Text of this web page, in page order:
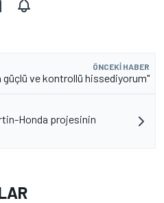
ÖNCEKI HABER
güçlü ve kontrollü hissediyorum"
Honda projesinin